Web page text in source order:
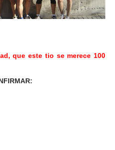
que este tio se merece 100